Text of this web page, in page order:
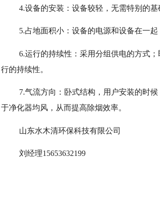
4.设备的安装：设备较轻，无需特别的
5.占地面积小：设备的电源和设备在一
6.运行的持续性：采用分组供电的方式
行的持续性。
7.气流方向：卧式结构，用户安装的时
于净化器均风，从而提高除烟效率。
山东水木清环保科技有限公司
刘经理15653632199